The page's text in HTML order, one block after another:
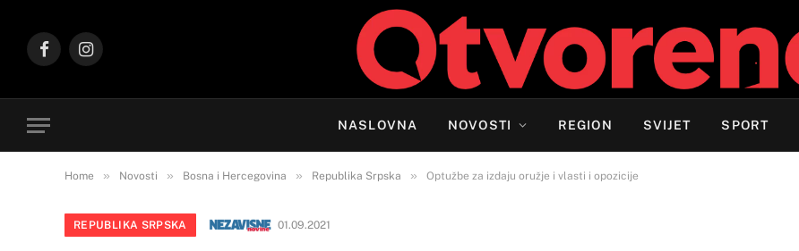
FacebookInstagram
NASLOVNA NOVOSTI REGION SVIJET SPORT
Home » Novosti » Bosna i Hercegovina » Republika Srpska » Optužbe za izdaju oružje i vlasti i opozicije
REPUBLIKA SRPSKA 01.09.2021